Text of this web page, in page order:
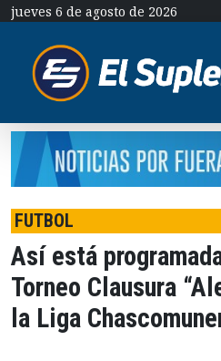
jueves 6 de agosto de 2026
FUTBOL
Así está
Torneo Clausura
la Liga